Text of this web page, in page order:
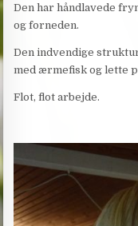
Den har håndlavede
og forneden.
Den indvendige
med ærmefisk og lette
Flot, flot arbejde.